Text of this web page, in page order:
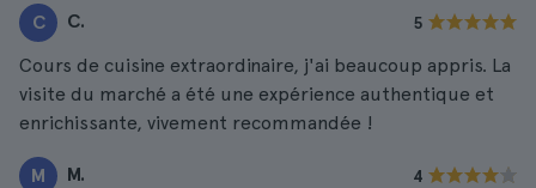
C C. 5
Cours de cuisine extraordinaire, j'ai beaucoup appris. La
visite du marché a été une expérience authentique et
enrichissante, vivement recommandée !
M M. 4